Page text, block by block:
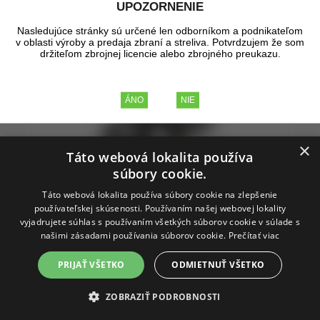
UPOZORNENIE
Nasledujúce stránky sú určené len odborníkom a podnikateľom
v oblasti výroby a predaja zbraní a streliva. Potvrdzujem že som
držiteľom zbrojnej licencie alebo zbrojného preukazu.
×
Táto webová lokalita používa
súbory cookie.
Táto webová lokalita používa súbory cookie na zlepšenie
používateľskej skúsenosti. Používaním našej webovej lokality
vyjadrujete súhlas s používaním všetkých súborov cookie v súlade s
našimi zásadami používania súborov cookie. Prečítať viac
PRIJAŤ VŠETKO ODMIETNUŤ VŠETKO
ZOBRAZIŤ PODROBNOSTI